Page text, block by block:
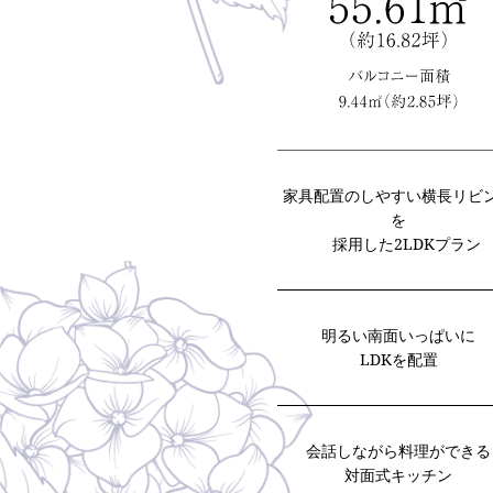
家具配置のしやすい横長リビ
を
採用した2LDKプラン
明るい南面いっぱいに
LDKを配置
会話しながら料理ができる
対面式キッチン